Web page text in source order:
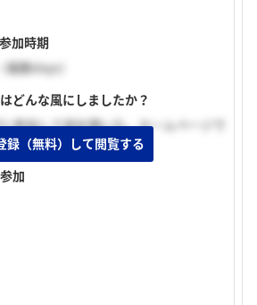
加時期
複数days）
どんな風にしましたか？
参加して話を聞いた。ホームページで
た。
加
録（無料）して閲覧する